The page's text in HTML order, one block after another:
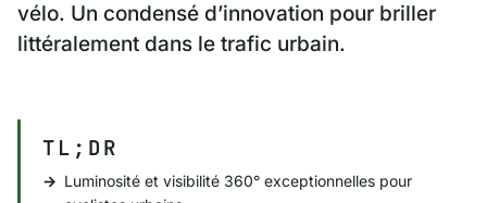
vélo. Un condensé d’innovation pour briller
littéralement dans le trafic urbain.
TL;DR
Luminosité et visibilité 360° exceptionnelles pour